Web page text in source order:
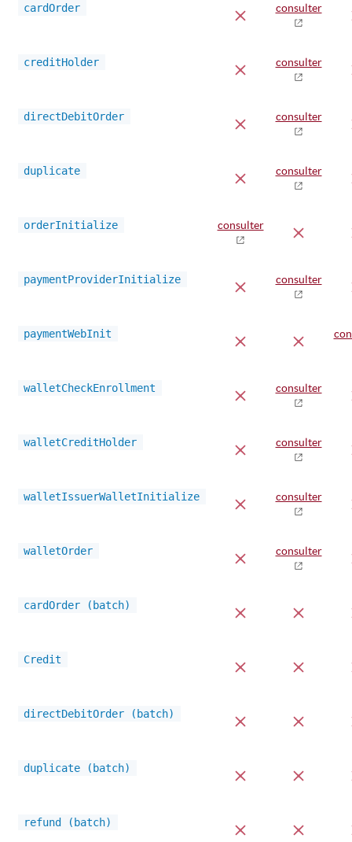
cardOrder consulter
creditHolder consulter
directDebitOrder consulter
duplicate consulter
orderInitialize consulter
paymentProviderInitialize consulter
paymentWebInit
walletCheckEnrollment consulter
walletCreditHolder consulter
walletIssuerWalletInitialize consulter
walletOrder consulter
cardOrder (batch)
Credit
directDebitOrder (batch)
duplicate (batch)
refund (batch)